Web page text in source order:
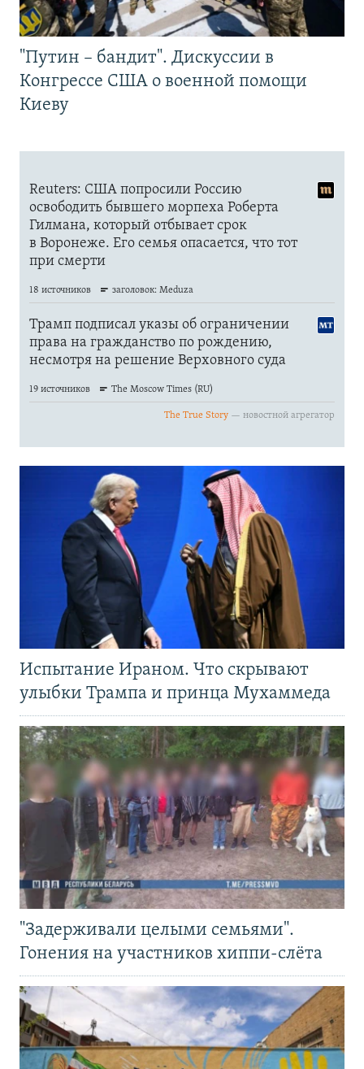
"Путин – бандит". Дискуссии в
Конгрессе США о военной помощи
Киеву
Испытание Ираном. Что скрывают
улыбки Трампа и принца Мухаммеда
"Задерживали целыми семьями".
Гонения на участников хиппи-слёта